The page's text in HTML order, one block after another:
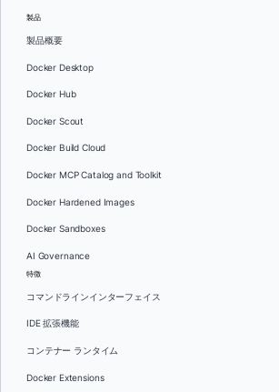
製品
製品概要
Docker Desktop
Docker Hub
Docker Scout
Docker Build Cloud
Docker MCP Catalog and Toolkit
Docker Hardened Images
Docker Sandboxes
AI Governance
特徴
コマンドラインインターフェイス
IDE 拡張機能
コンテナー ランタイム
Docker Extensions